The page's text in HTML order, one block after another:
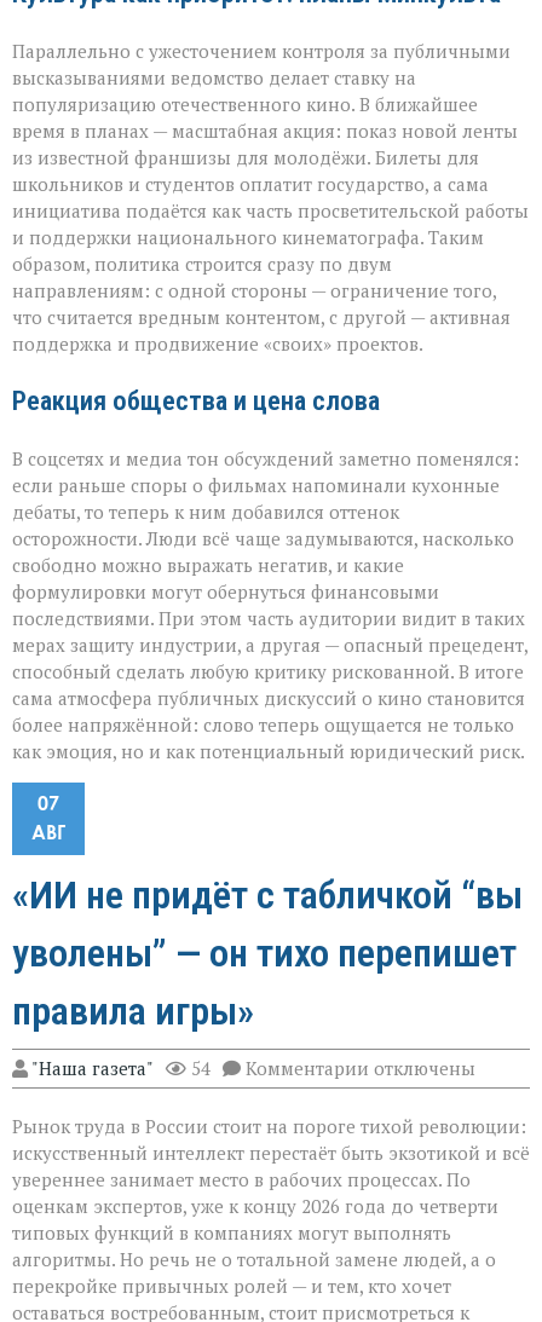
Параллельно с ужесточением контроля за публичными
высказываниями ведомство делает ставку на
популяризацию отечественного кино. В ближайшее
время в планах — масштабная акция: показ новой ленты
из известной франшизы для молодёжи. Билеты для
школьников и студентов оплатит государство, а сама
инициатива подаётся как часть просветительской работы
и поддержки национального кинематографа. Таким
образом, политика строится сразу по двум
направлениям: с одной стороны — ограничение того,
что считается вредным контентом, с другой — активная
поддержка и продвижение «своих» проектов.
Реакция общества и цена слова
В соцсетях и медиа тон обсуждений заметно поменялся:
если раньше споры о фильмах напоминали кухонные
дебаты, то теперь к ним добавился оттенок
осторожности. Люди всё чаще задумываются, насколько
свободно можно выражать негатив, и какие
формулировки могут обернуться финансовыми
последствиями. При этом часть аудитории видит в таких
мерах защиту индустрии, а другая — опасный прецедент,
способный сделать любую критику рискованной. В итоге
сама атмосфера публичных дискуссий о кино становится
более напряжённой: слово теперь ощущается не только
как эмоция, но и как потенциальный юридический риск.
07
АВГ
«ИИ не придёт с табличкой “вы
уволены” — он тихо перепишет
правила игры»
"Наша газета" 54 Комментарии к
записи
не
придёт
табличкой
“вы
уволены” — он
тихо
перепишет
правила
игры»
отключены
Рынок труда в России стоит на пороге тихой революции:
искусственный интеллект перестаёт быть экзотикой и всё
увереннее занимает место в рабочих процессах. По
оценкам экспертов, уже к концу 2026 года до четверти
типовых функций в компаниях могут выполнять
алгоритмы. Но речь не о тотальной замене людей, а о
перекройке привычных ролей — и тем, кто хочет
оставаться востребованным, стоит присмотреться к